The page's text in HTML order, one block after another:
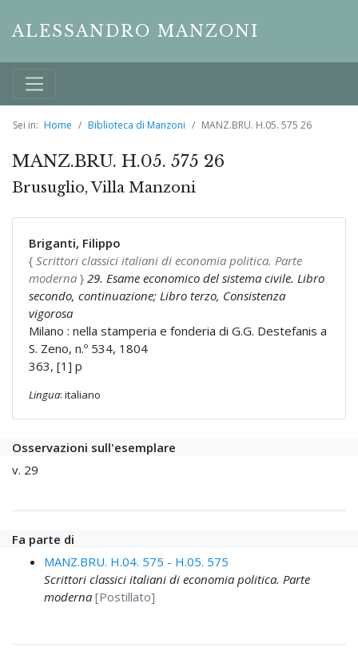
ALESSANDRO MANZONI
Sei in: Home Biblioteca di Manzoni MANZ.BRU. H.05. 575 26
MANZ.BRU. H.05. 575 26
Brusuglio, Villa Manzoni
Briganti, Filippo
{ Scrittori classici italiani di economia politica. Parte
moderna } 29. Esame economico del sistema civile. Libro
secondo, continuazione; Libro terzo, Consistenza
vigorosa
Milano : nella stamperia e fonderia di G.G. Destefanis a
S. Zeno, n.º 534, 1804
363, [1] p
Lingua: italiano
Osservazioni sull'esemplare
v. 29
Fa parte di
MANZ.BRU. H.04. 575 - H.05. 575
Scrittori classici italiani di economia politica. Parte
moderna [Postillato]